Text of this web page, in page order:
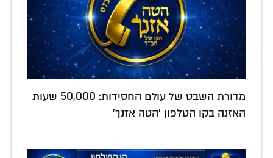
מדורת השבט של עולם החסידות: 50,000 שעות
האזנה בקו הטלפון 'הטה אזנך'